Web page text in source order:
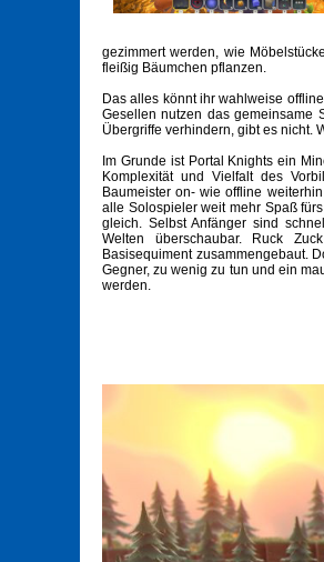
gezimmert werden, wie
fleißig Bäumchen pflanzen.
Das alles könnt ihr wahlweise
Gesellen nutzen das gemeinsame
Übergriffe verhindern, gibt es nicht.
Im Grunde ist Portal Knights ein
Komplexität und Vielfalt des
Baumeister on- wie offline
alle Solospieler weit mehr Spaß
gleich. Selbst Anfänger sind
Welten überschaubar. Ruck
Basisequiment zusammengebaut.
Gegner, zu wenig zu tun und ein
werden.